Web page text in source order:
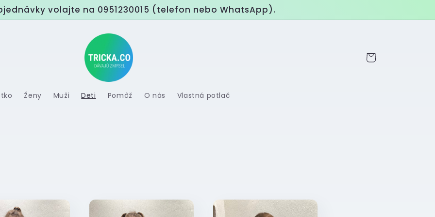
volajte na 0951230015 (telefon nebo WhatsApp).
Ženy Muži Deti Pomôž O nás Vlastná potlač
Košík